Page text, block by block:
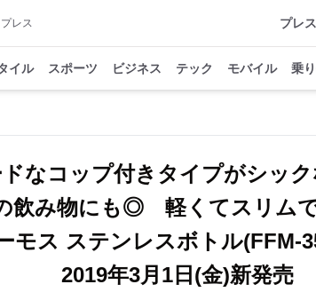
レス プレ
イル スポーツ ビジネス テック モバイル 乗
なコップ付きタイプがシック
飲み物にも◎ 軽くてスリム
モス ステンレスボトル(FFM-
2019年3月1日(金)新発売